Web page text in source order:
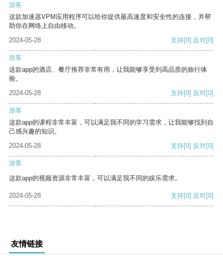
游客
这款加速器VPM应用程序可以给你提供最高速度和安全性的连接，并帮
助你在网络上自由移动。
2024-05-28
支持[0] 反对[0]
游客
这款app的酒店、餐厅推荐非常有用，让我能够享受到高品质的旅行体
验。
2024-05-28
支持[0] 反对[0]
游客
这款app的课程非常丰富，可以满足我不同的学习需求，让我能够找到自
己感兴趣的知识。
2024-05-28
支持[0] 反对[0]
游客
这款app的视频资源非常丰富，可以满足我不同的娱乐需求。
2024-05-28 支持[0] 反对[0]
友情链接